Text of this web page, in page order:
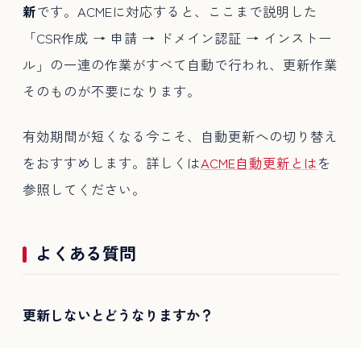
新です。ACMEに対応すると、ここまで説明した
「CSR作成 → 申請 → ドメイン認証 → インストー
ル」の一連の作業がすべて自動で行われ、更新作業
そのものが不要になります。
有効期間が短くなる今こそ、自動更新への切り替え
をおすすめします。詳しくはACME自動更新とはを
参照してください。
よくある質問
更新しないとどうなりますか？